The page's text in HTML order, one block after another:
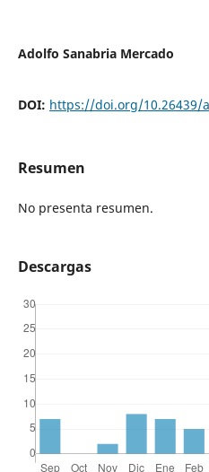
Adolfo Sanabria Mercado
DOI: https://doi.org/10.26439/
Resumen
No presenta resumen.
Descargas